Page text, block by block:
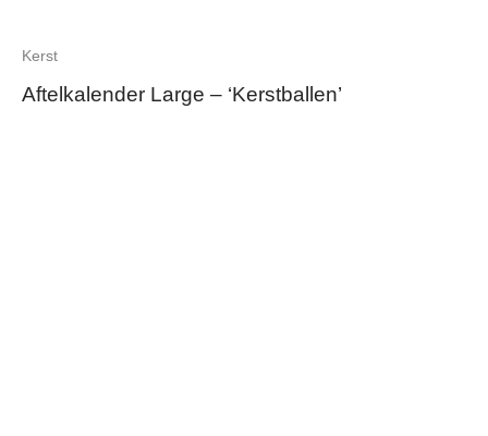
Kerst
Aftelkalender Large – ‘Kerstballen’